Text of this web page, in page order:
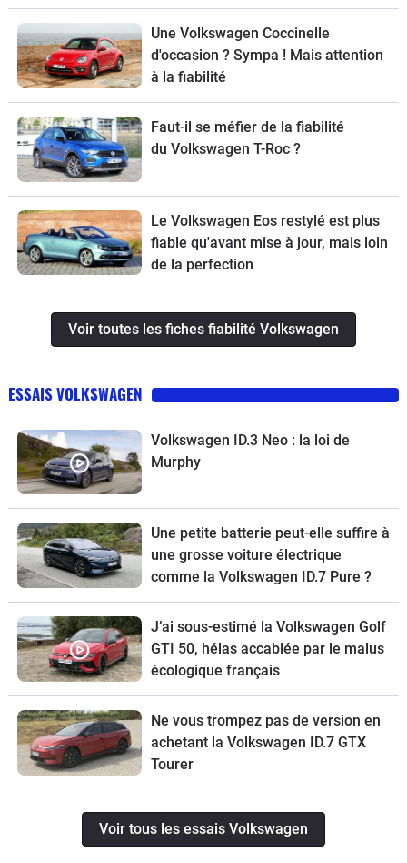
Une Volkswagen Coccinelle
d'occasion ? Sympa ! Mais attention
à la fiabilité
Faut-il se méfier de la fiabilité
du Volkswagen T-Roc ?
Le Volkswagen Eos restylé est plus
fiable qu'avant mise à jour, mais loin
de la perfection
Voir toutes les fiches fiabilité Volkswagen
ESSAIS VOLKSWAGEN
Volkswagen ID.3 Neo : la loi de
Murphy
Une petite batterie peut-elle suffire à
une grosse voiture électrique
comme la Volkswagen ID.7 Pure ?
J’ai sous-estimé la Volkswagen Golf
GTI 50, hélas accablée par le malus
écologique français
Ne vous trompez pas de version en
achetant la Volkswagen ID.7 GTX
Tourer
Voir tous les essais Volkswagen